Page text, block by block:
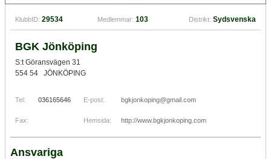
KlubbID: 29534 Medlemmar: 103 Distrikt: Sydsvenska
BGK Jönköping
S:t Göransvägen 31
554 54 JÖNKÖPING
Tel: 036165646 E-post: bgkjonkoping@gmail.com
Fax: Hemsida: http://www.bgkjonkoping.com
Ansvariga